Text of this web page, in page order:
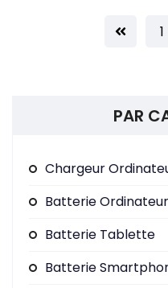
1
PAR
Chargeur
Batterie
Batterie Tablette
Batterie